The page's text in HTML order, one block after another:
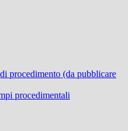
procedimento (da pubblicare
procedimentali